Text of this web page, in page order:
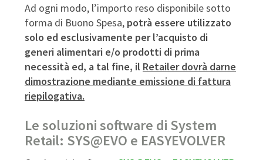
Ad ogni modo, l’importo reso disponibile sotto
forma di Buono Spesa, potrà essere utilizzato
solo ed esclusivamente per l’acquisto di
generi alimentari e/o prodotti di prima
necessità ed, a tal fine, il Retailer dovrà darne
dimostrazione mediante emissione di fattura
riepilogativa.
Le soluzioni software di System
Retail: SYS@EVO e EASYEVOLVER